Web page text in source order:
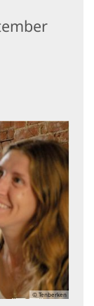
© Tenberken